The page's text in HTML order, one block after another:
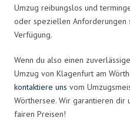
Umzug reibungslos und
oder speziellen
Verfügung.
Wenn du also einen
Umzug von Klagenfurt am
kontaktiere uns vom
Wörthersee. Wir garantieren dir
fairen Preisen!